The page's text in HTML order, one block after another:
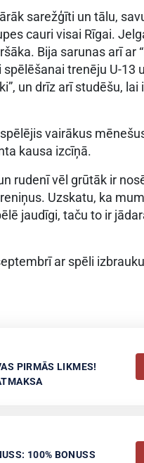
sarežģīti un tālu,
cauri visai Rīgai.
Bija sarunas arī ar
trenēju U-13
un drīz arī studēšu,
vairākus
kausa izcīņā.
rudenī vēl grūtāk ir
Uzskatu, ka
jaudīgi, taču to ir
ar spēli
PIRMĀS LIKMES!
100% BONUSS